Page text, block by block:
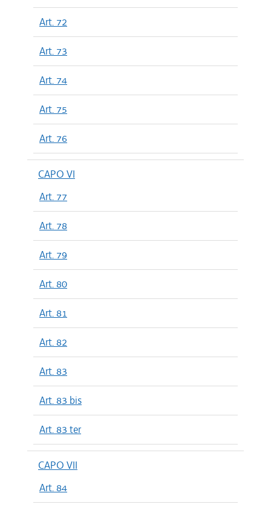
Art. 72
Art. 73
Art. 74
Art. 75
Art. 76
CAPO VI
Art. 77
Art. 78
Art. 79
Art. 80
Art. 81
Art. 82
Art. 83
Art. 83 bis
Art. 83 ter
CAPO VII
Art. 84